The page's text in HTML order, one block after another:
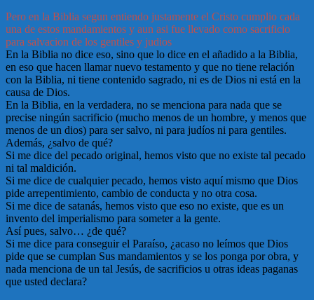
Pero en la Biblia segun entiendo justamente el Cristo cumplio cada
una de estos mandamientos y aun asi fue llevado como sacrificio
para salvacion de los gentiles y judios
En la Biblia no dice eso, sino que lo dice en el añadido a la Biblia,
en eso que hacen llamar nuevo testamento y que no tiene relación
con la Biblia, ni tiene contenido sagrado, ni es de Dios ni está en la
causa de Dios.
En la Biblia, en la verdadera, no se menciona para nada que se
precise ningún sacrificio (mucho menos de un hombre, y menos que
menos de un dios) para ser salvo, ni para judíos ni para gentiles.
Además, ¿salvo de qué?
Si me dice del pecado original, hemos visto que no existe tal pecado
ni tal maldición.
Si me dice de cualquier pecado, hemos visto aquí mismo que Dios
pide arrepentimiento, cambio de conducta y no otra cosa.
Si me dice de satanás, hemos visto que eso no existe, que es un
invento del imperialismo para someter a la gente.
Así pues, salvo… ¿de qué?
Si me dice para conseguir el Paraíso, ¿acaso no leímos que Dios
pide que se cumplan Sus mandamientos y se los ponga por obra, y
nada menciona de un tal Jesús, de sacrificios u otras ideas paganas
que usted declara?